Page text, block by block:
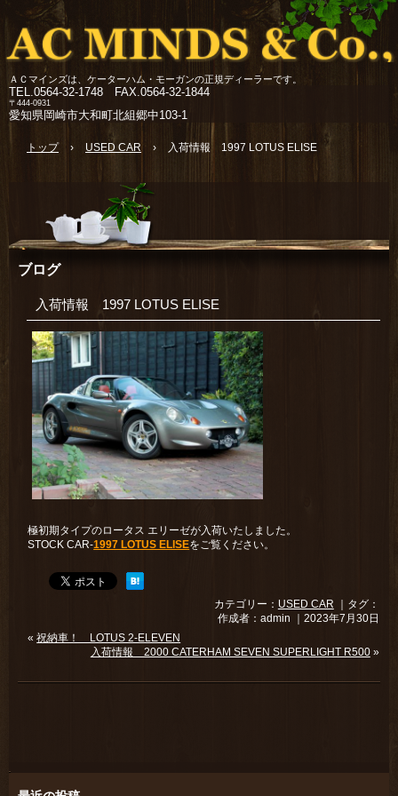
ＡＣマインズは、ケーターハム・モーガンの正規ディーラーです。
TEL.0564-32-1748 FAX.0564-32-1844
〒444-0931
愛知県岡崎市大和町北組郷中103-1
トップ › USED CAR › 入荷情報 1997 LOTUS ELISE
ブログ
入荷情報 1997 LOTUS ELISE
極初期タイプのロータス エリーゼが入荷いたしました。
STOCK CAR-1997 LOTUS ELISEをご覧ください。
カテゴリー： USED CAR ｜タグ：
作成者：admin ｜2023年7月30日
«祝納車！ LOTUS 2-ELEVEN
入荷情報 2000 CATERHAM SEVEN SUPERLIGHT R500»